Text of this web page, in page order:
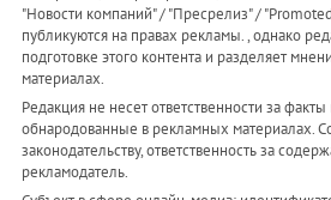
"Новости компаний" / "Пресрелиз" /
публикуются на правах рекламы. , однако
подготовке этого контента и разделяет
материалах.
Редакция не несет ответственности за
обнародованные в рекламных материалах.
законодательству, ответственность за
рекламодатель.